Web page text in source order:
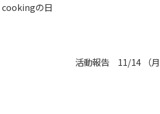
の日
活動報告 11/14 （月